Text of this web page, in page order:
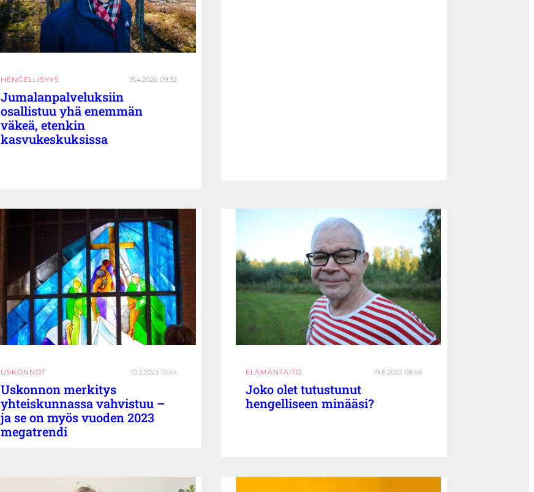
HENGELLISYYS 15.4.2026 09:32
Jumalanpalveluksiin
osallistuu yhä enemmän
väkeä, etenkin
kasvukeskuksissa
USKONNOT 10.3.2023 10:44
Uskonnon merkitys
yhteiskunnassa vahvistuu –
ja se on myös vuoden 2023
megatrendi
ELÄMÄNTAITO 19.8.2022 08:46
Joko olet tutustunut
hengelliseen minääsi?